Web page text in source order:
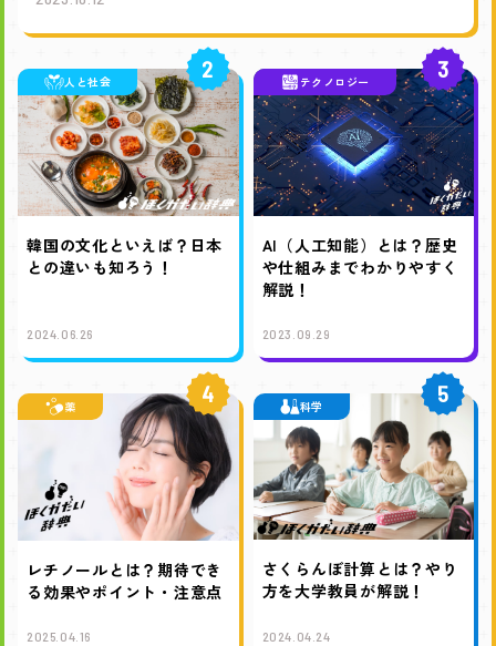
人と社会 2
韓国の文化といえば？日本
との違いも知ろう！
2024.06.26
テクノロジー 3
AI（人工知能）とは？歴史
や仕組みまでわかりやすく
解説！
2023.09.29
薬 4
レチノールとは？期待でき
る効果やポイント・注意点
2025.04.16
科学 5
さくらんぼ計算とは？やり
方を大学教員が解説！
2024.04.24